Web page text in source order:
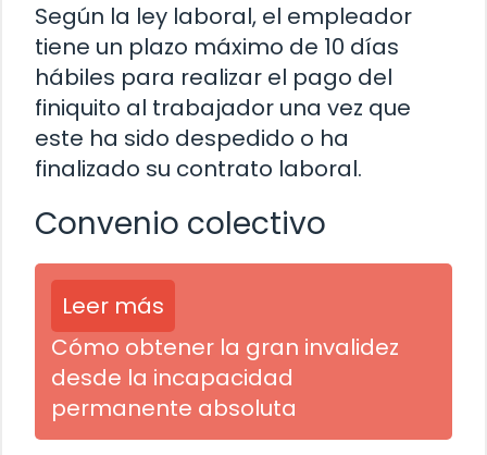
Según la ley laboral, el empleador
tiene un plazo máximo de 10 días
hábiles para realizar el pago del
finiquito al trabajador una vez que
este ha sido despedido o ha
finalizado su contrato laboral.
Convenio colectivo
Leer más
Cómo obtener la gran invalidez
desde la incapacidad
permanente absoluta